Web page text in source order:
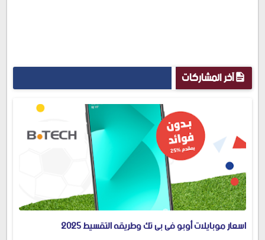
آخر المشاركات
اسعار موبايلات أوبو فى بى تك وطريقه التقسيط 2025